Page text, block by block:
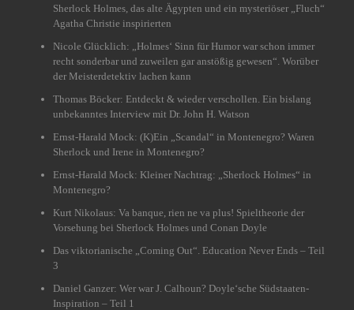
Sherlock Holmes, das alte Ägypten und ein mysteriöser „Fluch“
Agatha Christie inspirierten
Nicole Glücklich: „Holmes‘ Sinn für Humor war schon immer
recht sonderbar und zuweilen gar anstößig gewesen“. Worüber
der Meisterdetektiv lachen kann
Thomas Böcker: Entdeckt & wieder verschollen. Ein bislang
unbekanntes Interview mit Dr. John H. Watson
Ernst-Harald Mock: (K)Ein „Scandal“ in Montenegro? Waren
Sherlock und Irene in Montenegro?
Ernst-Harald Mock: Kleiner Nachtrag: „Sherlock Holmes“ in
Montenegro?
Kurt Nikolaus: Va banque, rien ne va plus! Spieltheorie der
Vorsehung bei Sherlock Holmes und Conan Doyle
Das viktorianische „Coming Out“. Education Never Ends – Teil
3
Daniel Ganzer: Wer war J. Calhoun? Doyle‘sche Südstaaten-
Inspiration – Teil 1